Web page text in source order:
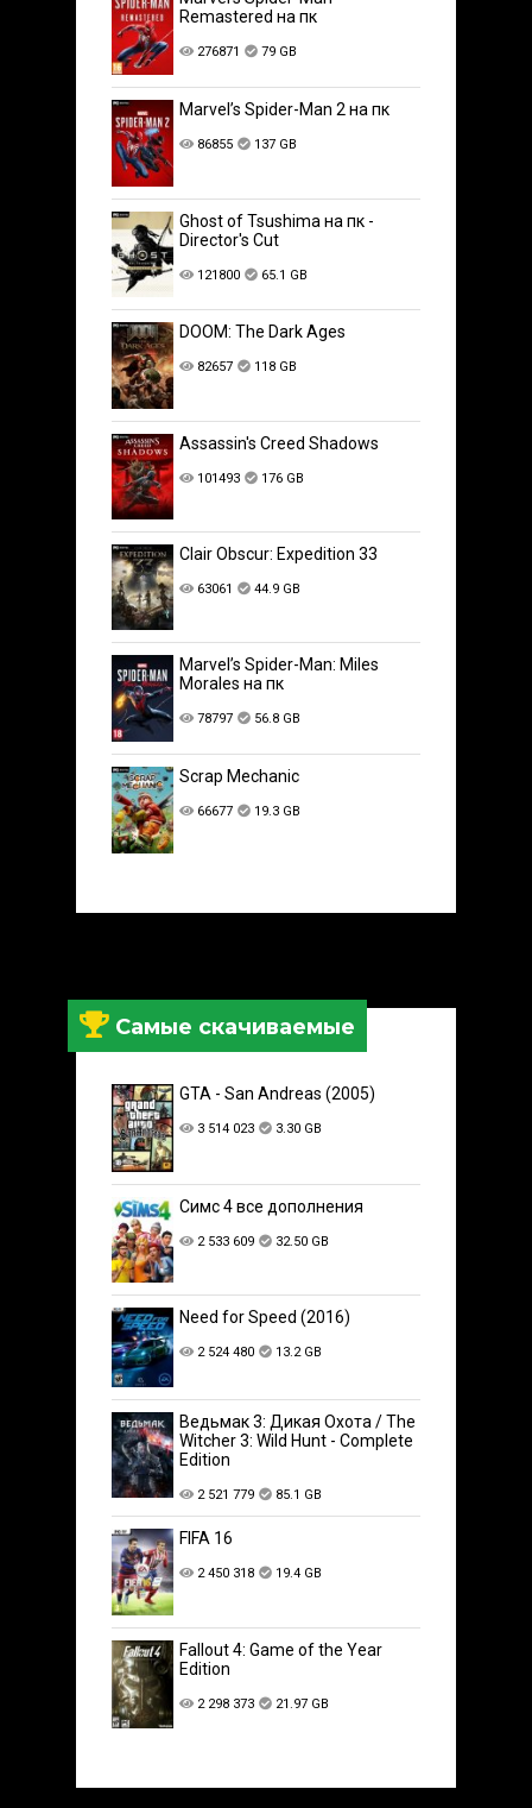
Remastered на пк
276871 79 GB
Marvel’s Spider-Man 2 на пк
86855 137 GB
Ghost of Tsushima на пк -
Director's Cut
121800 65.1 GB
DOOM: The Dark Ages
82657 118 GB
Assassin's Creed Shadows
101493 176 GB
Clair Obscur: Expedition 33
63061 44.9 GB
Marvel’s Spider-Man: Miles
Morales на пк
78797 56.8 GB
Scrap Mechanic
66677 19.3 GB
Самые скачиваемые
GTA - San Andreas (2005)
3 514 023 3.30 GB
Симс 4 все дополнения
2 533 609 32.50 GB
Need for Speed (2016)
2 524 480 13.2 GB
Ведьмак 3: Дикая Охота / The
Witcher 3: Wild Hunt - Complete
Edition
2 521 779 85.1 GB
FIFA 16
2 450 318 19.4 GB
Fallout 4: Game of the Year
Edition
2 298 373 21.97 GB